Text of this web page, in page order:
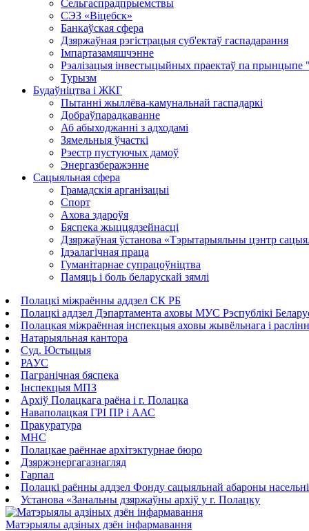
Сельгаспрадпрыемствы
СЭЗ «Віцебск»
Банкаўская сфера
Дзяржаўная рэгістрацыя суб'ектаў гаспадарання
Імпартазамяшчэнне
Рэалізацыя інвестыцыйных праектаў па прынцыпе
Турызм
Будаўніцтва і ЖКГ
Пытанні жыллёва-камунальнай гаспадаркі
Добраўпарадкаванне
Аб абыходжанні з адходамі
Зямельныя ўчасткі
Рэестр пустуючых дамоў
Энергазберажэнне
Сацыяльная сфера
Грамадскія арганізацыі
Спорт
Ахова здароўя
Бяспека жыццядзейнасці
Дзяржаўная ўстанова «Тэрытарыяльны цэнтр
Ідэалагічная праца
Гуманітарнае супрацоўніцтва
Памяць і боль беларускай зямлі
Полацкі міжраённы аддзел СК РБ
Полацкі аддзел Дэпартамента аховы МУС Рэспублікі
Полацкая міжраённая інспекцыя аховы жывёльнага і
Натарыяльная кантора
Суд. Юстыцыя
РАУС
Пагранічная бяспека
Інспекцыя МПЗ
Архіў Полацкага раёна і г. Полацка
Наваполацкая ГРI ПР і ААС
Пракуратура
МНС
Полацкае раённае архітэктурнае бюро
Дзяржэнергагазнагляд
Гарпал
Полацкі раённы аддзел Фонду сацыяльнай абароны
Установа «Занальны дзяржаўны архіў у г. Полацку
Матэрыялы адзіных дзён інфармавання